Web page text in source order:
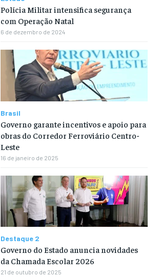
Polícia Militar intensifica segurança
com Operação Natal
6 de dezembro de 2024
Brasil
Governo garante incentivos e apoio para
obras do Corredor Ferroviário Centro-
Leste
16 de janeiro de 2025
Destaque 2
Governo do Estado anuncia novidades
da Chamada Escolar 2026
21 de outubro de 2025